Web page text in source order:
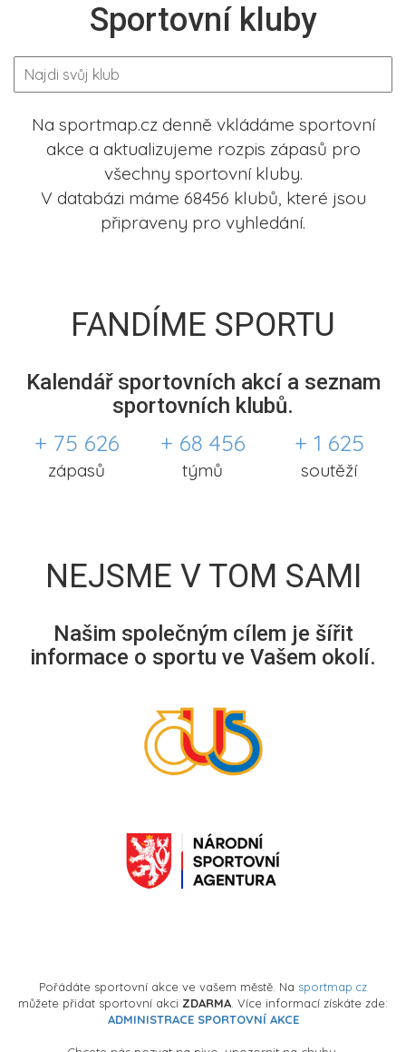
Sportovní kluby
Na sportmap.cz denně vkládáme sportovní
akce a aktualizujeme rozpis zápasů pro
všechny sportovní kluby.
V databázi máme 68456 klubů, které jsou
připraveny pro vyhledání.
FANDÍME SPORTU
Kalendář sportovních akcí a seznam
sportovních klubů.
+ 75 626
zápasů
+ 68 456
týmů
+ 1 625
soutěží
NEJSME V TOM SAMI
Našim společným cílem je šířit
informace o sportu ve Vašem okolí.
Pořádáte sportovní akce ve vašem městě. Na sportmap.cz
můžete přidat sportovní akci ZDARMA . Více informací získáte zde:
ADMINISTRACE SPORTOVNÍ AKCE